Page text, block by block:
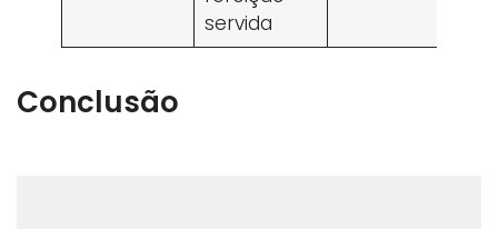
servida
Conclusão